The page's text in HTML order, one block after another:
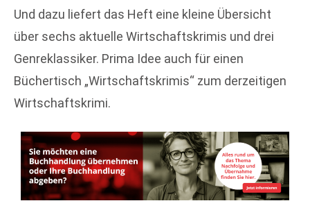
Und dazu liefert das Heft eine kleine Übersicht
über sechs aktuelle Wirtschaftskrimis und drei
Genreklassiker. Prima Idee auch für einen
Büchertisch „Wirtschaftskrimis“ zum derzeitigen
Wirtschaftskrimi.